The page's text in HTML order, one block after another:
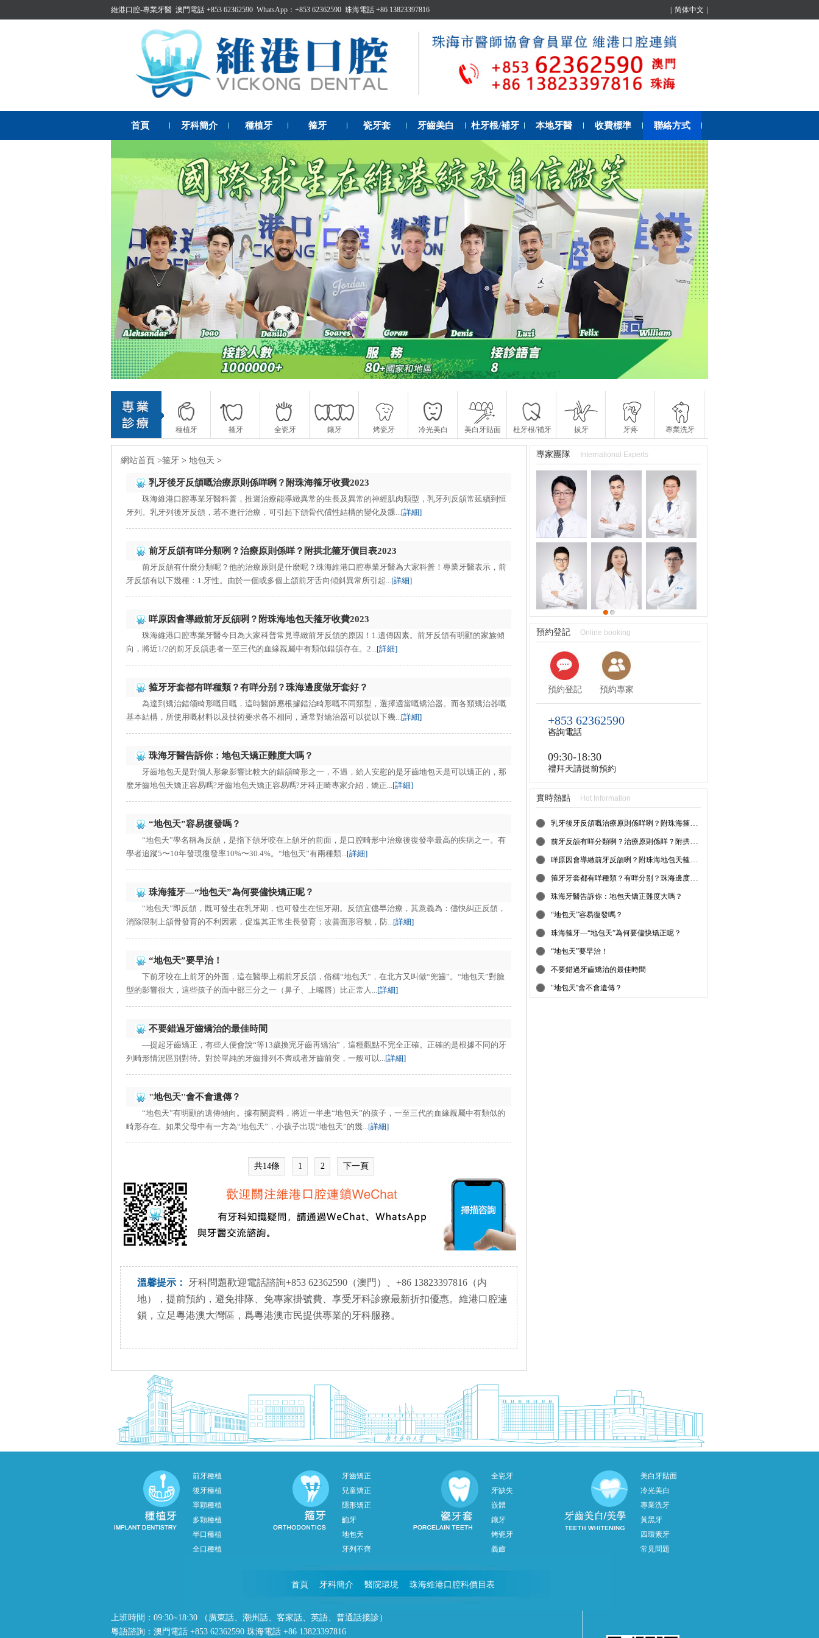
維港口腔-專業牙醫 澳門電話 +853 62362590 WhatsApp：+853 62362590 珠海電話 +86 13823397816 简体中文
首頁 牙科簡介 種植牙 箍牙 瓷牙套 牙齒美白 杜牙根/補牙 本地牙醫 收費標準 聯絡方式
種植牙 箍牙 全瓷牙 鑲牙 烤瓷牙 冷光美白 美白牙貼面 杜牙根/補牙 拔牙 牙疼 專業洗牙
網站首頁 >箍牙 > 地包天 >
乳牙後牙反頜嘅治療原則係咩咧？附珠海箍牙收費2023
珠海維港口腔專業牙醫科普，推遲治療能導緻異常的生長及異常的神經肌肉類型，乳牙列反頜常延續到恒
牙列。乳牙列後牙反頜，若不進行治療，可引起下頜骨代償性結構的變化及髁...[詳細]
前牙反頜有咩分類咧？治療原則係咩？附拱北箍牙價目表2023
前牙反頜有什麼分類呢？他的治療原則是什麼呢？珠海維港口腔專業牙醫為大家科普！專業牙醫表示，前
牙反頜有以下幾種：1.牙性。由於一個或多個上頜前牙舌向傾斜異常所引起...[詳細]
咩原因會導緻前牙反頜咧？附珠海地包天箍牙收費2023
珠海維港口腔專業牙醫今日為大家科普常見導緻前牙反頜的原因！1.遺傳因素。前牙反頜有明顯的家族傾
向，將近1/2的前牙反頜患者一至三代的血緣親屬中有類似錯頜存在。2...[詳細]
箍牙牙套都有咩種類？有咩分别？珠海邊度做牙套好？
為達到矯治錯颌畸形嘅目嘅，這時醫師應根據錯治畸形嘅不同類型，選擇適當嘅矯治器。而各類矯治器嘅
基本結構，所使用嘅材料以及技術要求各不相同，通常對矯治器可以從以下幾...[詳細]
珠海牙醫告訴你：地包天矯正難度大嗎？
牙齒地包天是對個人形象影響比較大的錯頜畸形之一，不過，給人安慰的是牙齒地包天是可以矯正的，那
麼牙齒地包天矯正容易嗎?牙齒地包天矯正容易嗎?牙科正畸專家介紹，矯正...[詳細]
“地包天”容易復發嗎？
“地包天”學名稱為反頜，是指下頜牙咬在上頜牙的前面，是口腔畸形中治療後復發率最高的疾病之一。有
學者追蹤5〜10年發現復發率10%〜30.4%。“地包天”有兩種類...[詳細]
珠海箍牙—“地包天”為何要儘快矯正呢？
“地包天”即反頜，既可發生在乳牙期，也可發生在恒牙期。反頜宜儘早治療，其意義為：儘快糾正反頜，
消除限制上頜骨發育的不利因素，促進其正常生長發育；改善面形容貌，防...[詳細]
“地包天”要早治！
下前牙咬在上前牙的外面，這在醫學上稱前牙反頜，俗稱“地包天”，在北方又叫做“兜齒”。“地包天”對臉
型的影響很大，這些孩子的面中部三分之一（鼻子、上嘴唇）比正常人...[詳細]
不要錯過牙齒矯治的最佳時間
—提起牙齒矯正，有些人便會說“等13歲換完牙齒再矯治”，這種觀點不完全正確。正確的是根據不同的牙
列畸形情況區別對待。對於單純的牙齒排列不齊或者牙齒前突，一般可以...[詳細]
"地包天''會不會遺傳？
“地包天”有明顯的遺傳傾向。據有關資料，將近一半患“地包天”的孩子，一至三代的血緣親屬中有類似的
畸形存在。如果父母中有一方為“地包天”，小孩子出現“地包天”的幾...[詳細]
共14條 1 2 下一頁
溫馨提示：
牙科問題歡迎電話諮詢+853 62362590（澳門）、+86 13823397816（内
地），提前預約，避免排隊、免專家掛號費、享受牙科診療最新折扣優惠。維港口腔連
鎖，立足粵港澳大灣區，爲粵港澳市民提供專業的牙科服務。
專家團隊 International Experts
預約登記 Online booking
預約登記 預約專家
+853 62362590
咨詢電話
09:30-18:30
禮拜天請提前預約
實時熱點 Hot Information
乳牙後牙反頜嘅治療原則係咩咧？附珠海箍牙收費2023
前牙反頜有咩分類咧？治療原則係咩？附拱北箍牙價目表2023
咩原因會導緻前牙反頜咧？附珠海地包天箍牙收費2023
箍牙牙套都有咩種類？有咩分别？珠海邊度做牙套好？
珠海牙醫告訴你：地包天矯正難度大嗎？
“地包天”容易復發嗎？
珠海箍牙—“地包天”為何要儘快矯正呢？
“地包天”要早治！
不要錯過牙齒矯治的最佳時間
"地包天''會不會遺傳？
前牙種植
後牙種植
單顆種植
多顆種植
半口種植
全口種植
牙齒矯正
兒童矯正
隱形矯正
齙牙
地包天
牙列不齊
全瓷牙
牙缺失
嵌體
鑲牙
烤瓷牙
義齒
美白牙貼面
冷光美白
專業洗牙
黃黑牙
四環素牙
常見問題
首頁 牙科簡介 醫院環境 珠海維港口腔科價目表
上班時間：09:30~18:30 （廣東話、潮州話、客家話、英語、普通話接診）
粵語諮詢：澳門電話 +853 62362590 珠海電話 +86 13823397816